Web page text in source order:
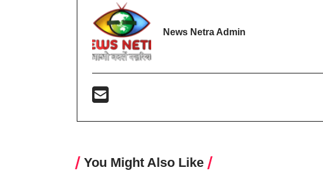
News Netra Admin
You Might Also Like